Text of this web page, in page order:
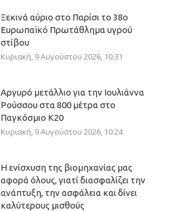
Ξεκινά αύριο στο Παρίσι το 38ο
Ευρωπαϊκό Πρωτάθλημα υγρού
στίβου
Κυριακή, 9 Αυγούστου 2026, 10:31
Αργυρό μετάλλιο για την Ιουλιάννα
Ρούσσου στα 800 μέτρα στο
Παγκόσμιο Κ20
Κυριακή, 9 Αυγούστου 2026, 10:24
Η ενίσχυση της βιομηχανίας μας
αφορά όλους, γιατί διασφαλίζει την
ανάπτυξη, την ασφάλεια και δίνει
καλύτερους μισθούς